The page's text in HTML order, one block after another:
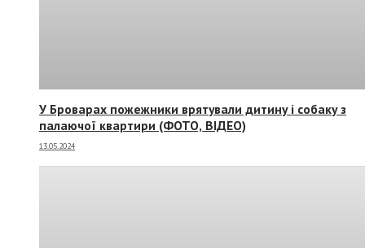
У Броварах пожежники врятували дитину і собаку з
палаючої квартири (ФОТО, ВІДЕО)
13.05.2024